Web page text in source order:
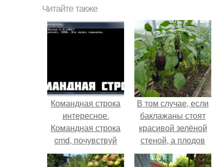
Читайте также
Командная строка
интересное.
Командная строка
cmd, почувствуй
себя хакером.
В том случае, если
баклажаны стоят
красивой зелёной
стеной, а плодов
почти не видно -